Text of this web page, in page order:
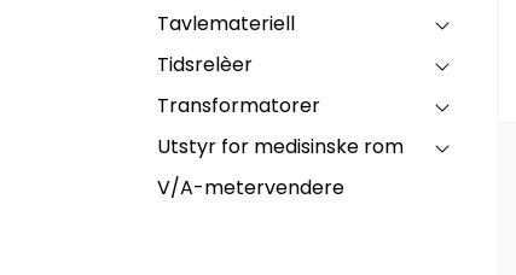
Tavlemateriell
Tidsrelèer
Transformatorer
Utstyr for medisinske rom
V/A-metervendere